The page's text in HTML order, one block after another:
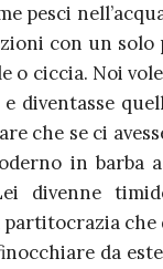
pesci
con un solo
o ciccia. Noi
diventasse
che se ci
in barba
divenne
che
da